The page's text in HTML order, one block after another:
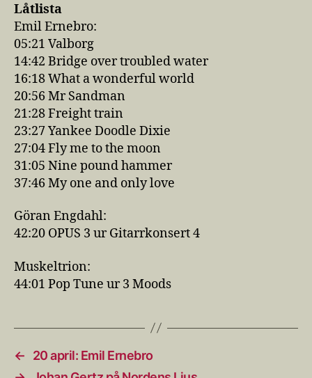
Låtlista
Emil Ernebro:
05:21​ Valborg
14:42​ Bridge over troubled water
16:18​ What a wonderful world
20:56​ Mr Sandman
21:28​ Freight train
23:27​ Yankee Doodle Dixie
27:04​ Fly me to the moon
31:05​ Nine pound hammer
37:46​ My one and only love
Göran Engdahl:
42:20​ OPUS 3 ur Gitarrkonsert 4
Muskeltrion:
44:01​ Pop Tune ur 3 Moods
←
20 april: Emil Ernebro